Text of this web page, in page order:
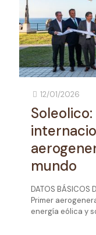
12/01/2026
mundo
DATOS BÁSICOS
Primer
energía eólica y